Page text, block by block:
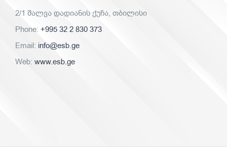
2/1 შალვა დადიანის ქუჩა, თბილისი
Phone: +995 32 2 830 373
Email: info@esb.ge
Web: www.esb.ge